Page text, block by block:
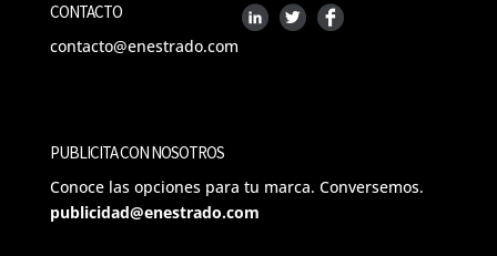
CONTACTO
contacto@enestrado.com
PUBLICITA CON NOSOTROS
Conoce las opciones para tu marca. Conversemos.
publicidad@enestrado.com